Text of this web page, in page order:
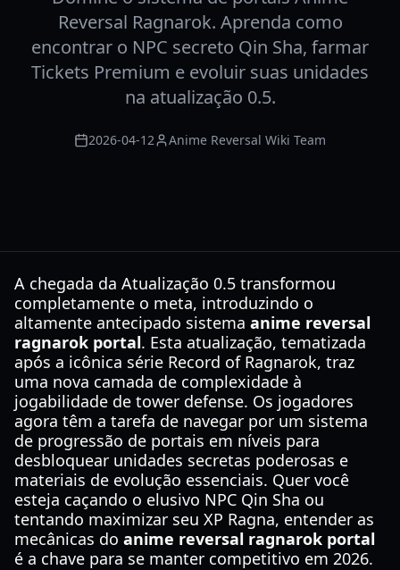
Reversal Ragnarok. Aprenda como
encontrar o NPC secreto Qin Sha, farmar
Tickets Premium e evoluir suas unidades
na atualização 0.5.
2026-04-12 Anime Reversal Wiki Team
A chegada da Atualização 0.5 transformou
completamente o meta, introduzindo o
altamente antecipado sistema anime reversal
ragnarok portal. Esta atualização, tematizada
após a icônica série Record of Ragnarok, traz
uma nova camada de complexidade à
jogabilidade de tower defense. Os jogadores
agora têm a tarefa de navegar por um sistema
de progressão de portais em níveis para
desbloquear unidades secretas poderosas e
materiais de evolução essenciais. Quer você
esteja caçando o elusivo NPC Qin Sha ou
tentando maximizar seu XP Ragna, entender as
mecânicas do anime reversal ragnarok portal
é a chave para se manter competitivo em 2026.